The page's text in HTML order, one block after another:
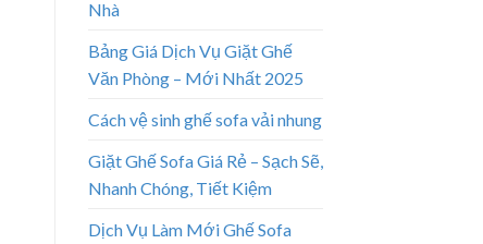
Nhà
Bảng Giá Dịch Vụ Giặt Ghế
Văn Phòng – Mới Nhất 2025
Cách vệ sinh ghế sofa vải nhung
Giặt Ghế Sofa Giá Rẻ – Sạch Sẽ,
Nhanh Chóng, Tiết Kiệm
Dịch Vụ Làm Mới Ghế Sofa